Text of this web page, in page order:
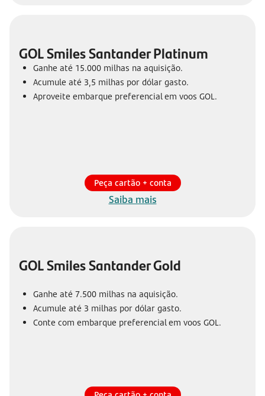
GOL Smiles Santander Platinum
Ganhe até 15.000 milhas na aquisição.
Acumule até 3,5 milhas por dólar gasto.
Aproveite embarque preferencial em voos GOL.
Peça cartão + conta
Saiba mais
GOL Smiles Santander Gold
Ganhe até 7.500 milhas na aquisição.
Acumule até 3 milhas por dólar gasto.
Conte com embarque preferencial em voos GOL.